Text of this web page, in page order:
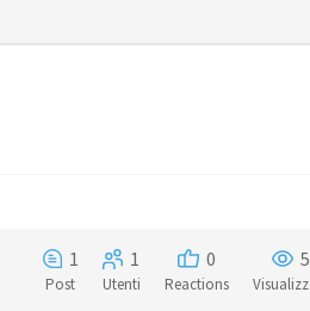
1
Post
1
Utenti
0
Reactions